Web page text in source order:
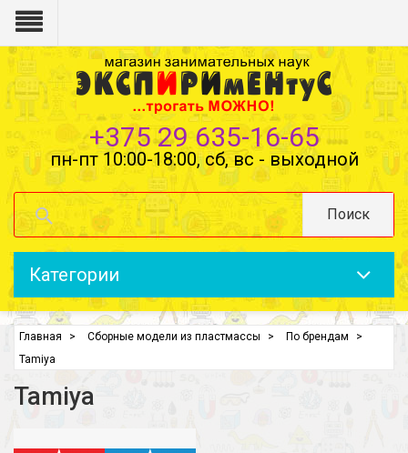
+375 29 635-16-65
пн-пт 10:00-18:00, сб, вс - выходной
Поиск
Категории
Главная Сборные модели из пластмассы
По брендам
Tamiya
Tamiya